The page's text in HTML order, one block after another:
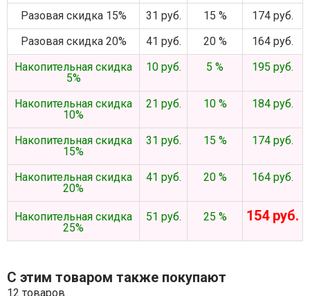
Разовая скидка 15%
31 руб. 15 %
174 руб.
Разовая скидка 20%
41 руб. 20 %
164 руб.
Накопительная скидка
5%
10 руб. 5 % 195 руб.
Накопительная скидка
10%
21 руб. 10 % 184 руб.
Накопительная скидка
15%
31 руб. 15 % 174 руб.
Накопительная скидка
20%
41 руб. 20 % 164 руб.
Накопительная скидка
25%
51 руб. 25 % 154 руб.
С этим товаром также покупают
12 товаров